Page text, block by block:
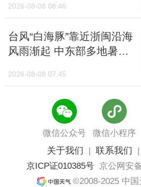
2026-08-08 07:45
京ICP证010385号
京公网安
©2008-2025 中国